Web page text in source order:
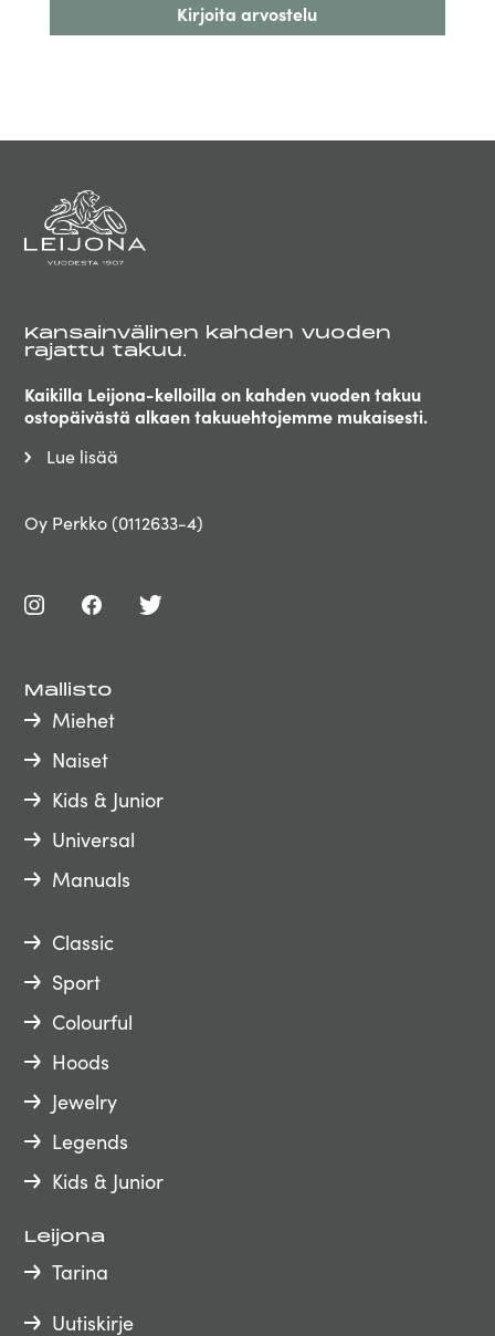
Kirjoita arvostelu
Kansainvälinen kahden vuoden
rajattu takuu.
Kaikilla Leijona-kelloilla on kahden vuoden takuu
ostopäivästä alkaen takuuehtojemme mukaisesti.
Lue lisää
Oy Perkko (0112633-4)
Mallisto
Miehet
Naiset
Kids & Junior
Universal
Manuals
Classic
Sport
Colourful
Hoods
Jewelry
Legends
Kids & Junior
Leijona
Tarina
Uutiskirje